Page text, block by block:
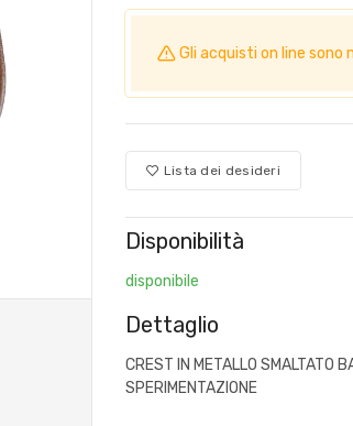
Gli acquisti on line
Lista dei desideri
Disponibilità
disponibile
Dettaglio
CREST IN METALLO SMALTATO
SPERIMENTAZIONE